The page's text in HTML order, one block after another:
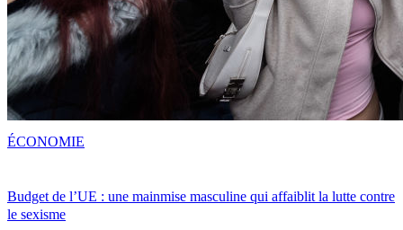
Budget de l’UE : une mainmise masculine qui affaiblit la lutte contre
le sexisme
ÉCONOMIE